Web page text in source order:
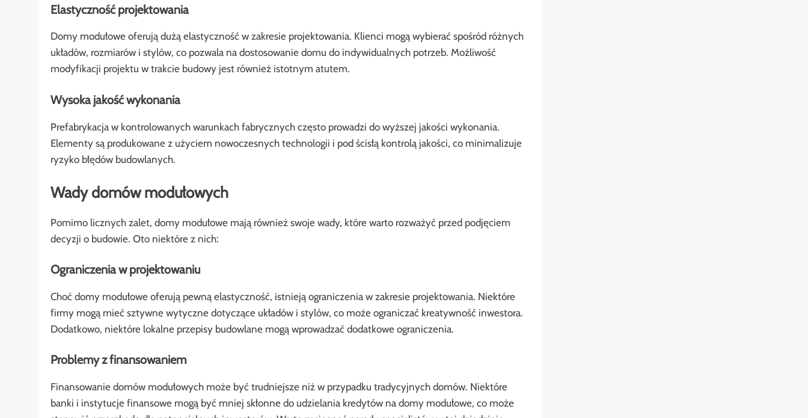
Elastyczność projektowania
Domy modułowe oferują dużą elastyczność w zakresie projektowania. Klienci mogą wybierać spośród różnych
układów, rozmiarów i stylów, co pozwala na dostosowanie domu do indywidualnych potrzeb. Możliwość
modyfikacji projektu w trakcie budowy jest również istotnym atutem.
Wysoka jakość wykonania
Prefabrykacja w kontrolowanych warunkach fabrycznych często prowadzi do wyższej jakości wykonania.
Elementy są produkowane z użyciem nowoczesnych technologii i pod ścisłą kontrolą jakości, co minimalizuje
ryzyko błędów budowlanych.
Wady domów modułowych
Pomimo licznych zalet, domy modułowe mają również swoje wady, które warto rozważyć przed podjęciem
decyzji o budowie. Oto niektóre z nich:
Ograniczenia w projektowaniu
Choć domy modułowe oferują pewną elastyczność, istnieją ograniczenia w zakresie projektowania. Niektóre
firmy mogą mieć sztywne wytyczne dotyczące układów i stylów, co może ograniczać kreatywność inwestora.
Dodatkowo, niektóre lokalne przepisy budowlane mogą wprowadzać dodatkowe ograniczenia.
Problemy z finansowaniem
Finansowanie domów modułowych może być trudniejsze niż w przypadku tradycyjnych domów. Niektóre
banki i instytucje finansowe mogą być mniej skłonne do udzielania kredytów na domy modułowe, co może